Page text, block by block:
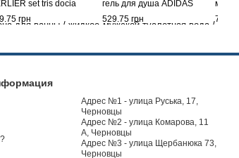
set tris docia
ml 250 + aqua prof
200 + sap liq ml 250 petali
грн
гель для душа ADIDAS
vibes wond.f.pc uo
confezione edp 30 ml +
529.75 грн
мыло
reg
Адрес №1 - улица Руська, 17,
Черновцы
Адрес №2 - улица Комарова, 11
А, Черновцы
Адрес №3 - улица Щербанюка 73,
Черновцы